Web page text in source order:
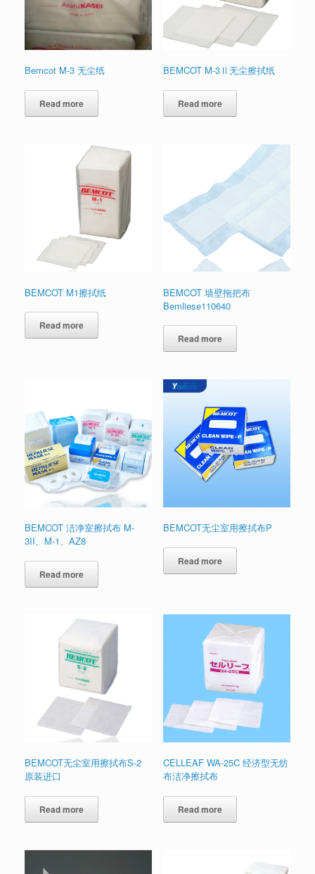
Bemcot M-3 无尘纸
Read more
BEMCOT M-3Ⅱ无尘擦拭纸
Read more
BEMCOT M1擦拭纸
Read more
BEMCOT 墙壁拖把布
Bemliese110640
Read more
BEMCOT 洁净室擦拭布 M-
3II、M-1、AZ8
Read more
BEMCOT无尘室用擦拭布P
Read more
BEMCOT无尘室用擦拭布S-2
原装进口
Read more
CELLEAF WA-25C 经济型无纺
布洁净擦拭布
Read more